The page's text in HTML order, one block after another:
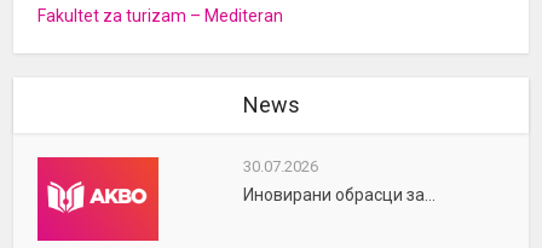
Fakultet za turizam – Mediteran
News
30.07.2026
Иновирани обрасци за...